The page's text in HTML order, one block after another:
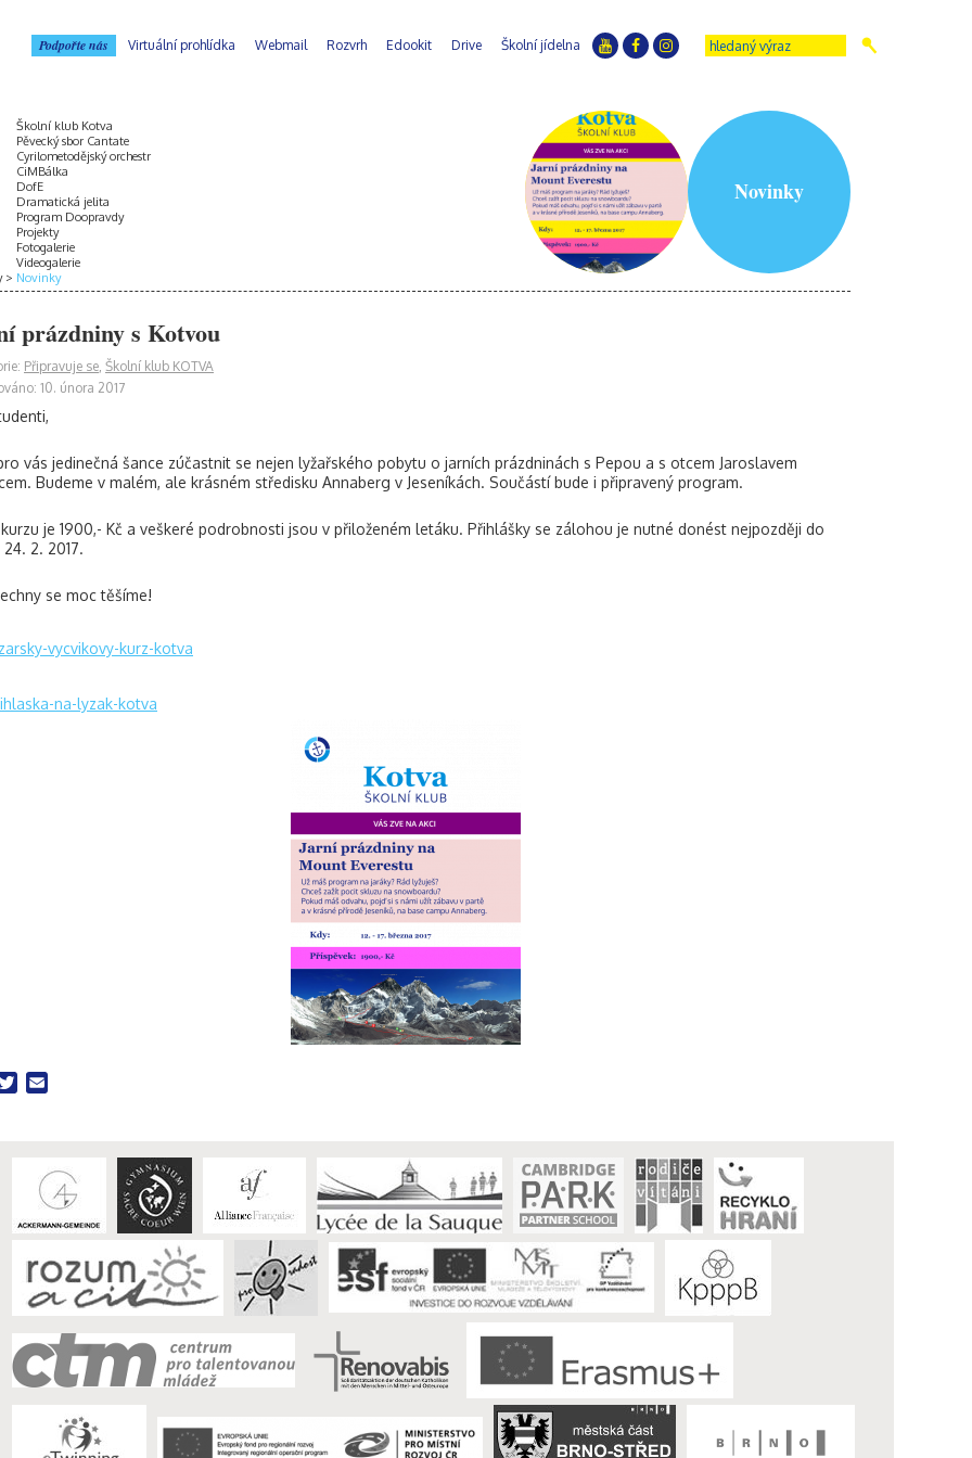
Podpořte nás Virtuální prohlídka Webmail Rozvrh Edookit Drive Školní jídelna
Školní klub Kotva
Pěvecký sbor Cantate
Cyrilometodějský orchestr
CiMBálka
DofE
Dramatická jelita
Program Doopravdy
Projekty
Fotogalerie
Videogalerie
Novinky
Novinky
prázdniny s Kotvou
Připravuje se, Školní klub KOTVA
10. února 2017
vás jedinečná šance zúčastnit se nejen lyžařského pobytu o jarních prázdninách s Pepou a s otcem Jaroslavem
Budeme v malém, ale krásném středisku Annaberg v Jeseníkách. Součástí bude i připravený program.
je 1900,- Kč a veškeré podrobnosti jsou v přiloženém letáku. Přihlášky se zálohou je nutné donést nejpozději do
2. 2017.
se moc těšíme!
vycvikovy-kurz-kotva
na-lyzak-kotva
Twitter